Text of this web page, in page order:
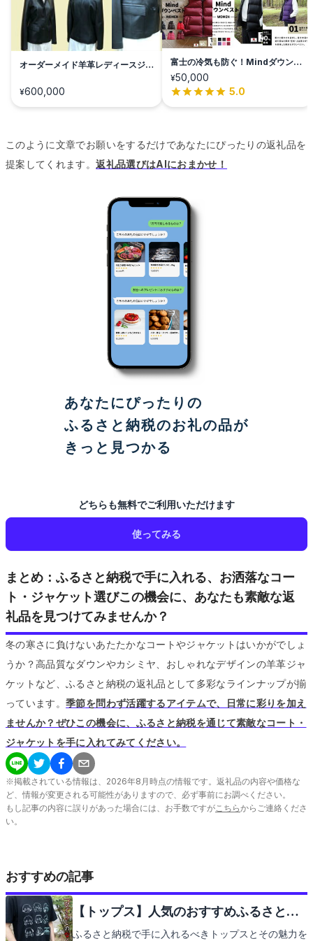
オーダーメイド羊革レディースジャ
¥600,000
富士の冷気も防ぐ！Mindダウンベ
スト
¥50,000
5.0
このように文章でお願いをするだけであなたにぴったりの返礼品を
提案してくれます。返礼品選びはAIにおまかせ！
あなたにぴったりの
ふるさと納税のお礼の品が
きっと見つかる
どちらも無料でご利用いただけます
使ってみる
まとめ：ふるさと納税で手に入れる、お洒落なコー
ト・ジャケット選びこの機会に、あなたも素敵な返
礼品を見つけてみませんか？
冬の寒さに負けないあたたかなコートやジャケットはいかがでしょ
うか？高品質なダウンやカシミヤ、おしゃれなデザインの羊革ジャ
ケットなど、ふるさと納税の返礼品として多彩なラインナップが揃
っています。季節を問わず活躍するアイテムで、日常に彩りを加え
ませんか？ぜひこの機会に、ふるさと納税を通じて素敵なコート・
ジャケットを手に入れてみてください。
※掲載されている情報は、 2026年8 月時点の情報です。返礼品の内容や価格な
ど、情報が変更される可能性がありますので、必ず事前にお調べください。
もし記事の内容に誤りがあった場合には、お手数ですがこちらからご連絡くださ
い。
おすすめの記事
【トップス】人気のおすすめふるさと納
税返礼品9選
ふるさと納税で手に入れるべきトップスとその魅力を